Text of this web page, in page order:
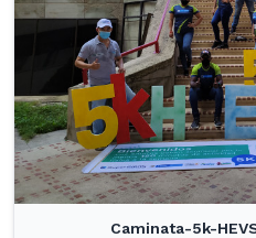
Caminata-5k-